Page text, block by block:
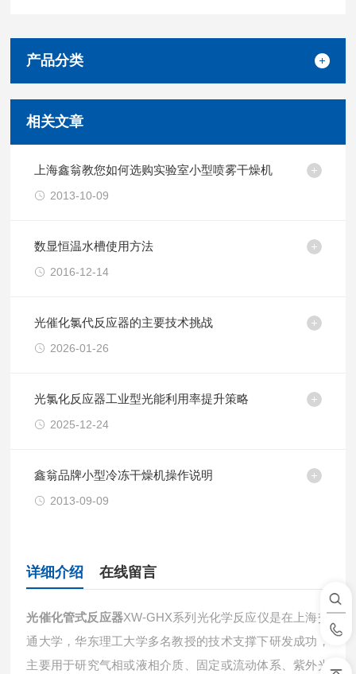
产品分类
相关文章
上海鑫翁教您如何选购实验室小型喷雾干燥机
2013-10-09
数显恒温水槽使用方法
2016-12-14
光催化氯代反应器的主要技术挑战
2026-01-26
光氯化反应器工业型光能利用率提升策略
2025-12-24
鑫翁品牌小型冷冻干燥机操作说明
2013-09-09
详细介绍 在线留言
光催化管式反应器XW-GHX系列光化学反应仪是在上海交
通大学，华东理工大学多名教授的技术支撑下研发成功，
主要用于研究气相或液相介质、固定或流动体系、紫外光